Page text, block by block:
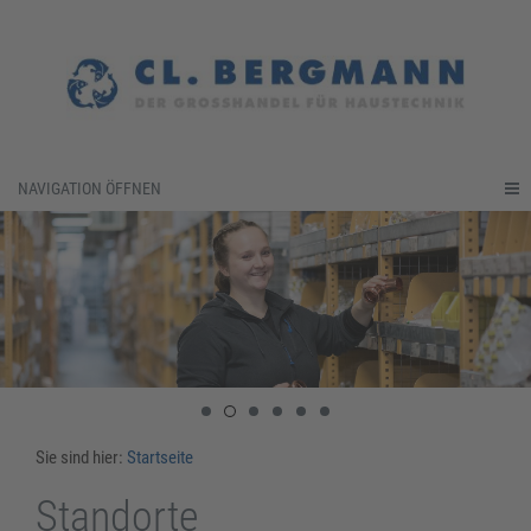
NAVIGATION ÖFFNEN
Sie sind hier: Startseite
Standorte